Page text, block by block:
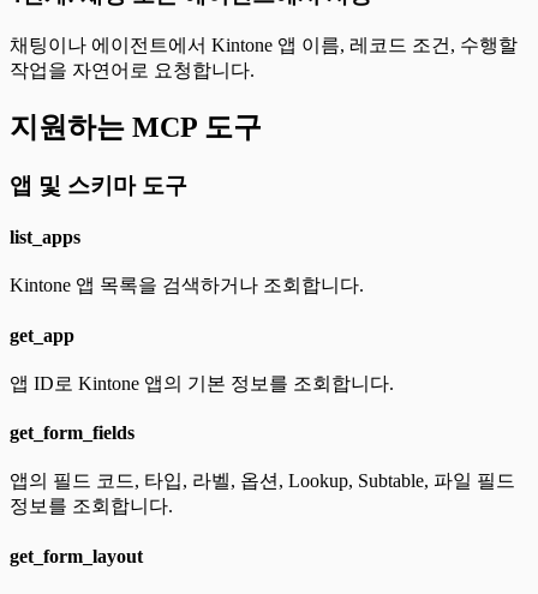
채팅이나 에이전트에서 Kintone 앱 이름, 레코드 조건, 수행할
작업을 자연어로 요청합니다.
지원하는 MCP 도구
앱 및 스키마 도구
list_apps
Kintone 앱 목록을 검색하거나 조회합니다.
get_app
앱 ID로 Kintone 앱의 기본 정보를 조회합니다.
get_form_fields
앱의 필드 코드, 타입, 라벨, 옵션, Lookup, Subtable, 파일 필드
정보를 조회합니다.
get_form_layout